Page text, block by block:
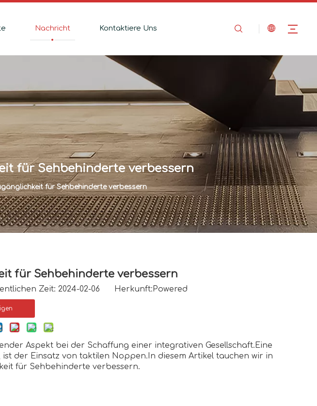
Nachricht Kontaktiere Uns
für Sehbehinderte verbessern
für Sehbehinderte verbessern
für Sehbehinderte verbessern
Zeit: 2024-02-06 Herkunft:Powered
Aspekt bei der Schaffung einer integrativen Gesellschaft.Eine
der Einsatz von taktilen Noppen.In diesem Artikel tauchen wir in
für Sehbehinderte verbessern.